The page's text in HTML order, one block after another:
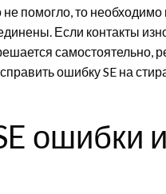
помогло, то необходимо
Если контакты
самостоятельно,
ошибку SE на
ошибки